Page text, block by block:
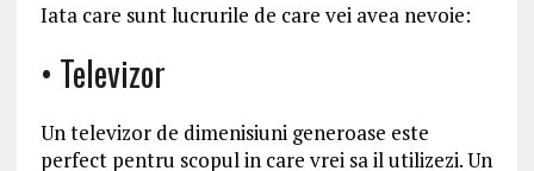
Iata care sunt lucrurile de care vei avea nevoie:
• Televizor
Un televizor de dimenisiuni generoase este
perfect pentru scopul in care vrei sa il utilizezi. Un